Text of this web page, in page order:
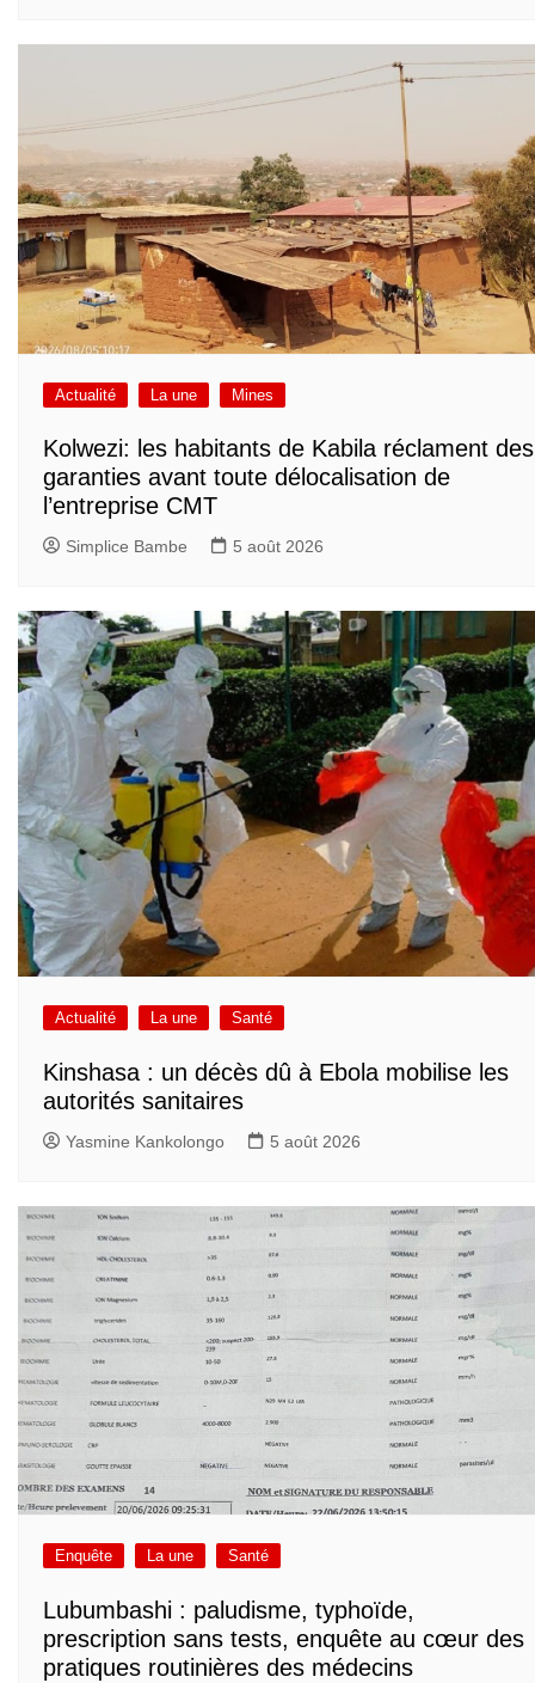
Actualité La une Mines
Kolwezi: les habitants de Kabila réclament des
garanties avant toute délocalisation de
l’entreprise CMT
Simplice Bambe 5 août 2026
Actualité La une Santé
Kinshasa : un décès dû à Ebola mobilise les
autorités sanitaires
Yasmine Kankolongo 5 août 2026
Enquête La une Santé
Lubumbashi : paludisme, typhoïde,
prescription sans tests, enquête au cœur des
pratiques routinières des médecins